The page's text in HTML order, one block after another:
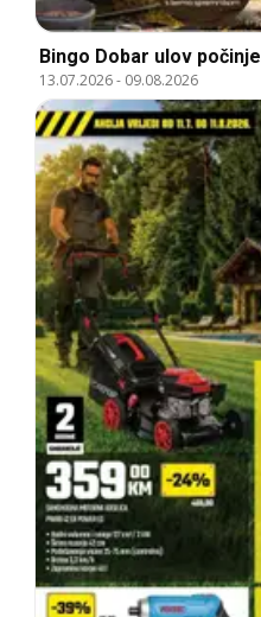
Bingo Dobar ulov počinje
13.07.2026- 09.08.2026